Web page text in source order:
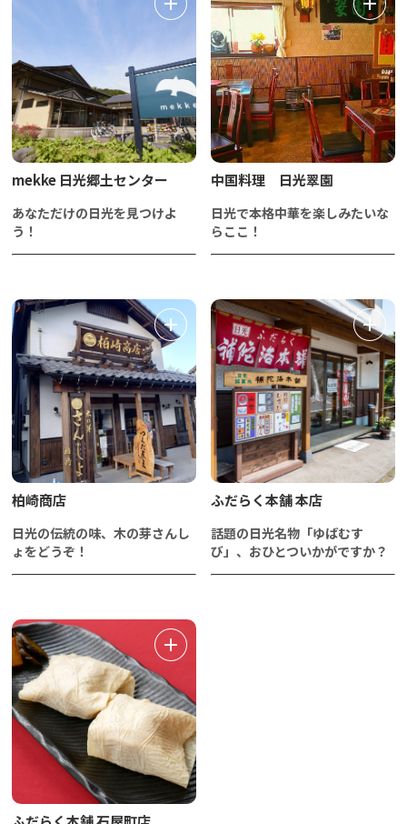
mekke 日光郷土センター
あなただけの日光を見つけよ
う！
中国料理 日光翠園
日光で本格中華を楽しみたいな
らここ！
柏崎商店
日光の伝統の味、木の芽さんし
ょをどうぞ！
ふだらく本舗 本店
話題の日光名物「ゆばむす
び」、おひとついかがですか？